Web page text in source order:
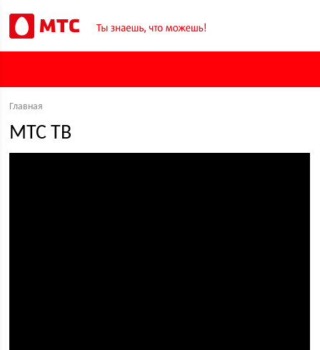
Главная
МТС ТВ